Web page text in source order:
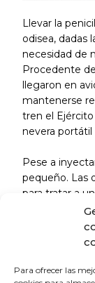
Para ofrecer las
Llevar la
odisea, dadas
necesidad de
Procedente
llegaron en
mantenerse
tren el Ejército
nevera portátil
Pese a
pequeño. Las
para tratar a
al drama
sobre la
primeros
sobre la